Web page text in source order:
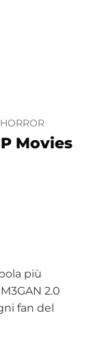
HORROR
Movies
più
2.0
fan del